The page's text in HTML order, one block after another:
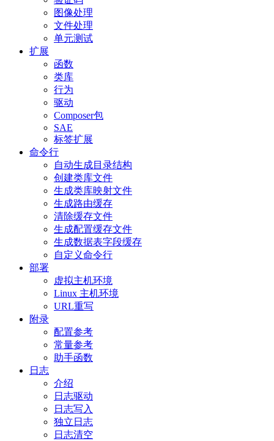
图像处理
文件处理
单元测试
扩展
函数
类库
行为
驱动
Composer包
SAE
标签扩展
命令行
自动生成目录结构
创建类库文件
生成类库映射文件
生成路由缓存
清除缓存文件
生成配置缓存文件
生成数据表字段缓存
自定义命令行
部署
虚拟主机环境
Linux 主机环境
URL重写
附录
配置参考
常量参考
助手函数
日志
介绍
日志驱动
日志写入
独立日志
日志清空